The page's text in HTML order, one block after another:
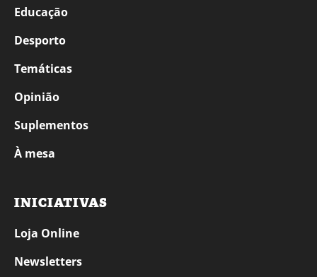
Educação
Desporto
Temáticas
Opinião
Suplementos
À mesa
INICIATIVAS
Loja Online
Newsletters